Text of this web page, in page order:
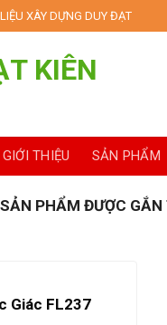
XÂY DỰNG DUY ĐẠT
GIỚI THIỆU SẢN PHẨM
SẢN PHẨM ĐƯỢC GẮN
Giác FL237